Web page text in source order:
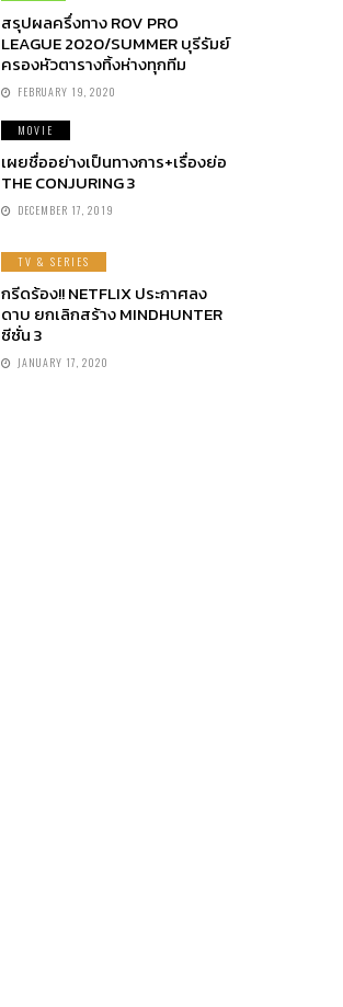
สรุปผลครึ่งทาง ROV PRO
LEAGUE 2020/SUMMER บุรีรัมย์
ครองหัวตารางทิ้งห่างทุกทีม
FEBRUARY 19, 2020
MOVIE
เผยชื่ออย่างเป็นทางการ+เรื่องย่อ
THE CONJURING 3
DECEMBER 17, 2019
TV & SERIES
กรีดร้อง!! NETFLIX ประกาศลง
ดาบ ยกเลิกสร้าง MINDHUNTER
ซีซั่น 3
JANUARY 17, 2020